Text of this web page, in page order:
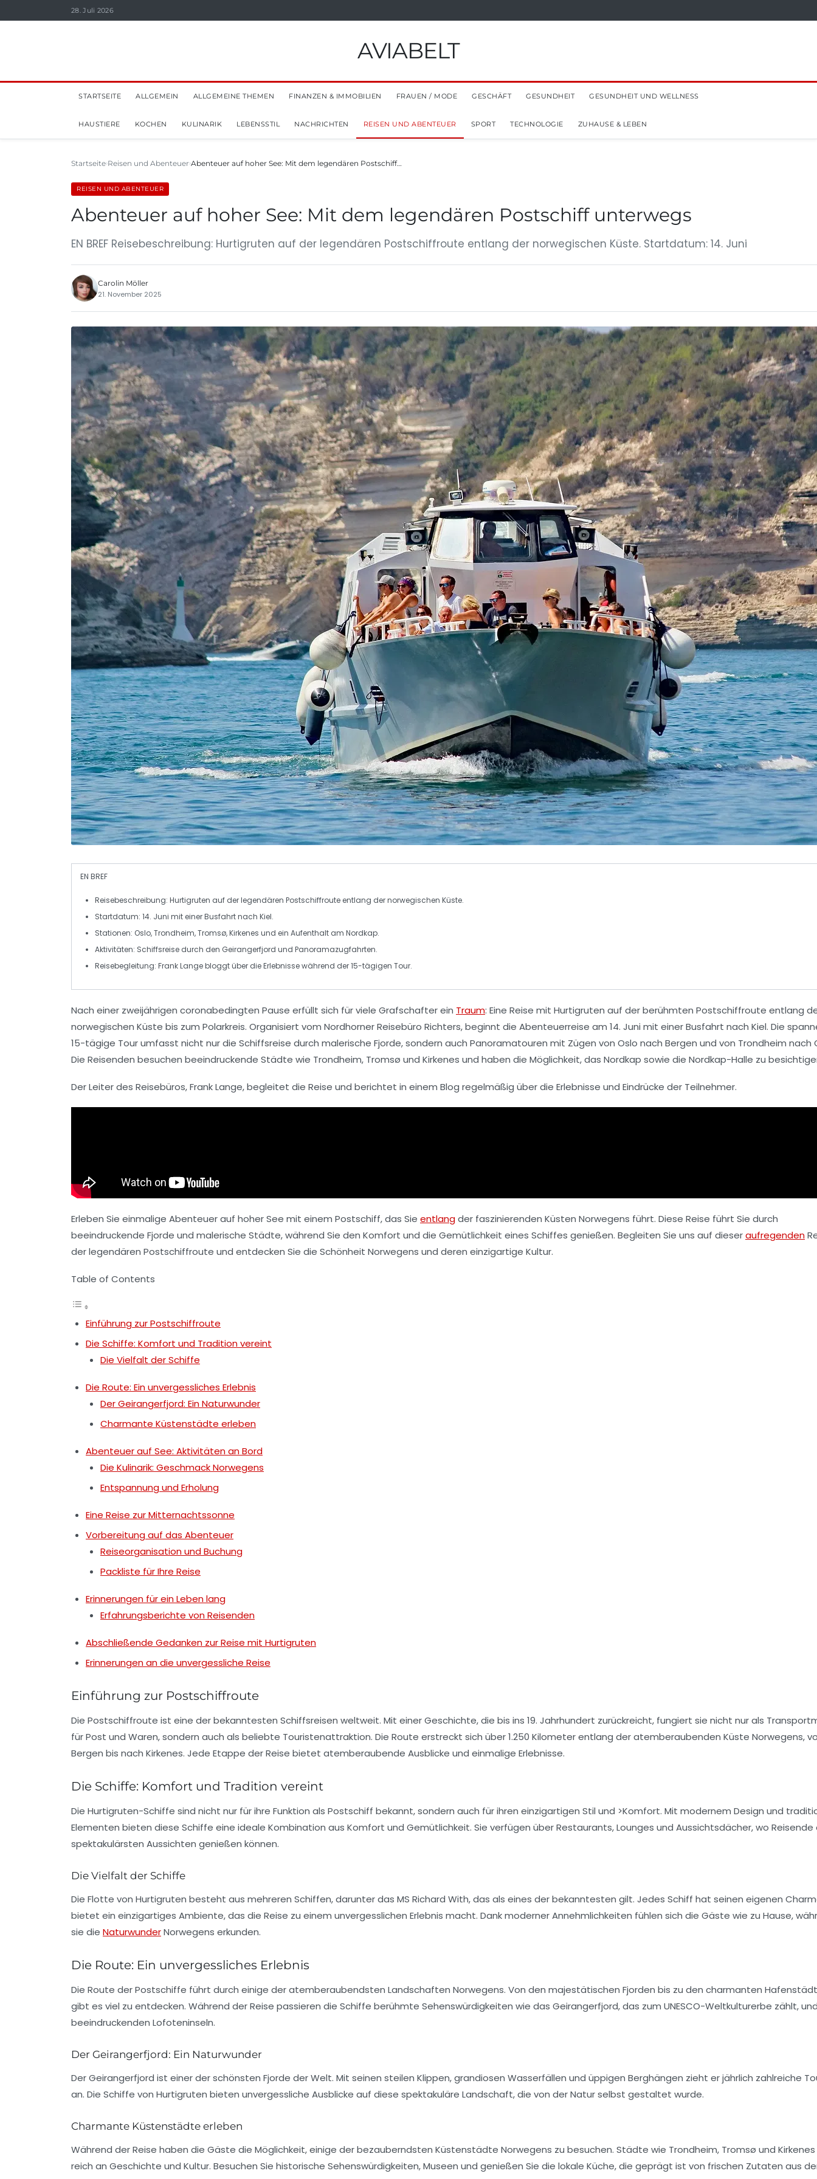
28. Juli 2026
AVIABELT
STARTSEITE ALLGEMEIN ALLGEMEINE THEMEN FINANZEN & IMMOBILIEN FRAUEN / MODE GESCHÄFT GESUNDHEIT GESUNDHEIT UND WELLNESS
HAUSTIERE KOCHEN KULINARIK LEBENSSTIL NACHRICHTEN REISEN UND ABENTEUER SPORT TECHNOLOGIE ZUHAUSE & LEBEN
Startseite Reisen und Abenteuer Abenteuer auf hoher See: Mit dem legendären Postschiff…
REISEN UND ABENTEUER
Abenteuer auf hoher See: Mit dem legendären Postschiff unterwegs
EN BREF Reisebeschreibung: Hurtigruten auf der legendären Postschiffroute entlang der norwegischen Küste. Startdatum: 14. Juni
Carolin Möller
21. November 2025
EN BREF
Reisebeschreibung: Hurtigruten auf derlegendären Postschiffroute entlang der norwegischen Küste.
Startdatum: 14. Juni mit einerBusfahrt nach Kiel.
Stationen: Oslo, Trondheim, Tromsø, Kirkenes und ein Aufenthalt am Nordkap.
Aktivitäten: Schiffsreise durch den Geirangerfjord und Panoramazugfahrten.
Reisebegleitung: Frank Lange bloggt über die Erlebnisse während der15-tägigen Tour.
Nach einer zweijährigen coronabedingten Pause erfüllt sich für viele Grafschafter ein Traum: Eine Reise mit Hurtigruten auf der berühmten Postschiffroute entlang
norwegischen Küste bis zum Polarkreis. Organisiert vom Nordhorner Reisebüro Richters, beginnt die Abenteuerreise am 14. Juni mit einer Busfahrt nach Kiel. Die
15-tägige Tourumfasst nicht nur die Schiffsreise durch malerische Fjorde, sondern auch Panoramatouren mit Zügen von Oslo nach Bergen und von Trondheim nach
Die Reisenden besuchen beeindruckende Städte wie Trondheim, Tromsø und Kirkenes und haben die Möglichkeit, das Nordkap sowie die Nordkap-Halle zu
Der Leiter des Reisebüros,Frank Lange, begleitet die Reise und berichtet in einem Blog regelmäßig über die Erlebnisse und Eindrücke der Teilnehmer.
Erleben Sie einmalige Abenteuer auf hoher See mit einem Postschiff, das Sie entlangder faszinierenden Küsten Norwegens führt. Diese Reise führt Sie durch
beeindruckende Fjorde und malerische Städte, während Sie den Komfort und die Gemütlichkeit eines Schiffes genießen. Begleiten Sie uns auf dieseraufregenden
der legendären Postschiffroute und entdecken Sie die Schönheit Norwegens und deren einzigartige Kultur.
Table of Contents
Einführung zur Postschiffroute
Die Schiffe: Komfort und Tradition vereint
Die Vielfalt der Schiffe
Die Route: Ein unvergessliches Erlebnis
Der Geirangerfjord: Ein Naturwunder
Charmante Küstenstädte erleben
Abenteuer auf See: Aktivitäten an Bord
Die Kulinarik: Geschmack Norwegens
Entspannung und Erholung
Eine Reise zur Mitternachtssonne
Vorbereitung auf das Abenteuer
Reiseorganisation und Buchung
Packliste für Ihre Reise
Erinnerungen für ein Leben lang
Erfahrungsberichte von Reisenden
Abschließende Gedanken zur Reise mit Hurtigruten
Erinnerungen an die unvergessliche Reise
Einführung zur Postschiffroute
Die Postschiffroute ist eine der bekanntesten Schiffsreisen weltweit. Mit einer Geschichte, die bis ins 19. Jahrhundert zurückreicht, fungiert sie nicht nur als
für Post und Waren, sondern auch als beliebte Touristenattraktion. Die Route erstreckt sich über 1.250 Kilometer entlang der atemberaubenden Küste Norwegens,
Bergen bis nach Kirkenes. Jede Etappe der Reise bietet atemberaubende Ausblicke und einmalige Erlebnisse.
Die Schiffe: Komfort und Tradition vereint
Die Hurtigruten-Schiffe sind nicht nur für ihre Funktion als Postschiff bekannt, sondern auch für ihren einzigartigen Stil und >Komfort. Mit modernem Design und
Elementen bieten diese Schiffe eine ideale Kombination aus Komfort und Gemütlichkeit. Sie verfügen über Restaurants, Lounges und Aussichtsdächer, wo Reisende
spektakulärsten Aussichten genießen können.
Die Vielfalt der Schiffe
Die Flotte von Hurtigruten besteht aus mehreren Schiffen, darunter das MS Richard With, das als eines der bekanntesten gilt. Jedes Schiff hat seinen eigenen
bietet ein einzigartiges Ambiente, das die Reise zu einem unvergesslichen Erlebnis macht. Dank moderner Annehmlichkeiten fühlen sich die Gäste wie zu Hause,
sie die NaturwunderNorwegens erkunden.
Die Route: Ein unvergessliches Erlebnis
Die Route der Postschiffe führt durch einige der atemberaubendsten Landschaften Norwegens. Von den majestätischen Fjorden bis zu den charmanten
gibt es viel zu entdecken. Während der Reise passieren die Schiffe berühmte Sehenswürdigkeiten wie das Geirangerfjord, das zum UNESCO-Weltkulturerbe zählt,
beeindruckenden Lofoteninseln.
Der Geirangerfjord: Ein Naturwunder
DerGeirangerfjord ist einer der schönsten Fjorde der Welt. Mit seinen steilen Klippen, grandiosen Wasserfällen und üppigen Berghängen zieht er jährlich zahlreiche
an. Die Schiffe von Hurtigruten bieten unvergessliche Ausblicke auf diese spektakuläre Landschaft, die von der Natur selbst gestaltet wurde.
Charmante Küstenstädte erleben
Während der Reise haben die Gäste die Möglichkeit, einige der bezauberndsten Küstenstädte Norwegens zu besuchen. Städte wie Trondheim, Tromsø und Kirkenes
reich an Geschichte und Kultur. Besuchen Sie historische Sehenswürdigkeiten, Museen und genießen Sie die lokale Küche, die geprägt ist von frischen Zutaten aus